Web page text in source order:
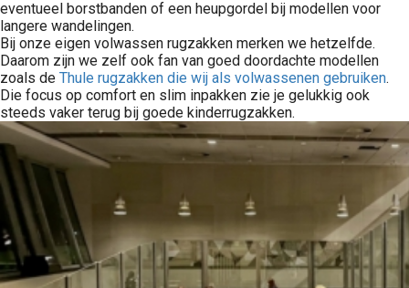
eventueel borstbanden of een heupgordel bij modellen voor
langere wandelingen.
Bij onze eigen volwassen rugzakken merken we hetzelfde.
Daarom zijn we zelf ook fan van goed doordachte modellen
zoals de Thule rugzakken die wij als volwassenen gebruiken.
Die focus op comfort en slim inpakken zie je gelukkig ook
steeds vaker terug bij goede kinderrugzakken.